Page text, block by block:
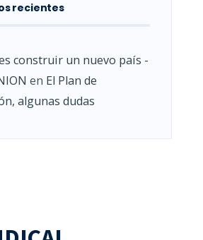
recientes
construir un nuevo país -
en El Plan de
algunas dudas